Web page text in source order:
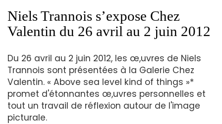
Niels Trannois s’expose Chez
Valentin du 26 avril au 2 juin 2012
Du 26 avril au 2 juin 2012, les œ,uvres de Niels
Trannois sont présentées à la Galerie Chez
Valentin. « Above sea level kind of things »*
promet d'étonnantes œ,uvres personnelles et
tout un travail de réflexion autour de l'image
picturale.